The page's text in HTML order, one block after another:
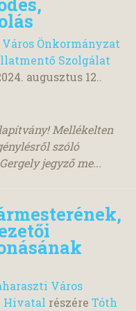
Önkormányzat
Szolgálat
augusztus 12..
Mellékelten
szóló
jegyző me...
Város
Hivatal részére Tóth